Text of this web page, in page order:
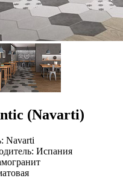
(Navarti)
Navarti
Испания